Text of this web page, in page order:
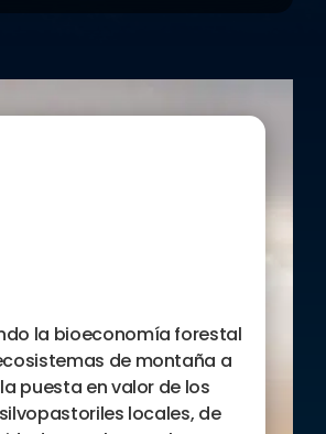
la bioeconomía forestal
de montaña a
puesta en valor de los
locales, de